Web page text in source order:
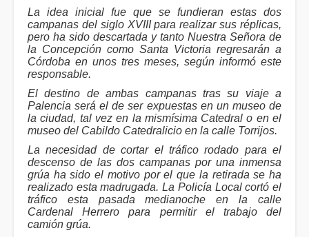
La idea inicial fue que se fundieran estas dos
campanas del siglo XVIII para realizar sus réplicas,
pero ha sido descartada y tanto Nuestra Señora de
la Concepción como Santa Victoria regresarán a
Córdoba en unos tres meses, según informó este
responsable.
El destino de ambas campanas tras su viaje a
Palencia será el de ser expuestas en un museo de
la ciudad, tal vez en la mismísima Catedral o en el
museo del Cabildo Catedralicio en la calle Torrijos.
La necesidad de cortar el tráfico rodado para el
descenso de las dos campanas por una inmensa
grúa ha sido el motivo por el que la retirada se ha
realizado esta madrugada. La Policía Local cortó el
tráfico esta pasada medianoche en la calle
Cardenal Herrero para permitir el trabajo del
camión grúa.